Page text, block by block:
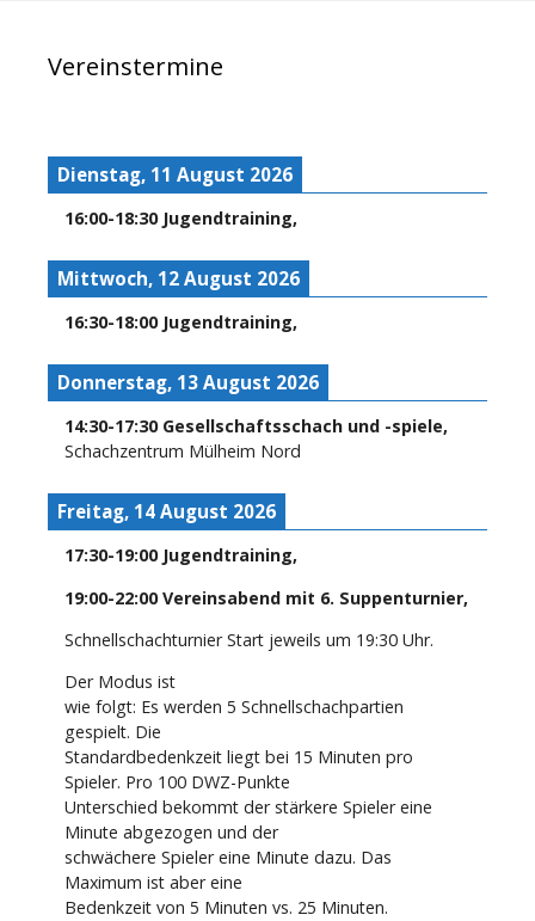
Vereinstermine
Dienstag, 11 August 2026
16:00-18:30 Jugendtraining,
Mittwoch, 12 August 2026
16:30-18:00 Jugendtraining,
Donnerstag, 13 August 2026
14:30-17:30 Gesellschaftsschach und -spiele,
Schachzentrum Mülheim Nord
Freitag, 14 August 2026
17:30-19:00 Jugendtraining,
19:00-22:00 Vereinsabend mit 6. Suppenturnier,
Schnellschachturnier Start jeweils um 19:30 Uhr.
Der Modus ist
wie folgt: Es werden 5 Schnellschachpartien
gespielt. Die
Standardbedenkzeit liegt bei 15 Minuten pro
Spieler. Pro 100 DWZ-Punkte
Unterschied bekommt der stärkere Spieler eine
Minute abgezogen und der
schwächere Spieler eine Minute dazu. Das
Maximum ist aber eine
Bedenkzeit von 5 Minuten vs. 25 Minuten.